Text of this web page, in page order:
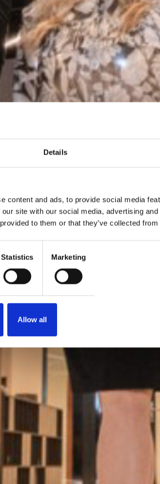
Details
content and ads, to provide social media
site with our social media, advertising
to them or that they’ve collected
Statistics Marketing
Allow all